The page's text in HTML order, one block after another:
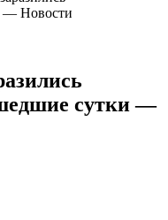
— Новости
сутки —